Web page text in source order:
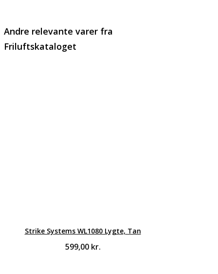
Andre relevante varer fra
Friluftskataloget
Strike Systems WL1080 Lygte, Tan
599,00 kr.